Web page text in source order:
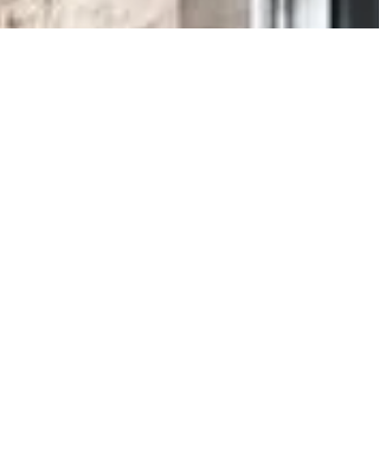
agissements inhumains.